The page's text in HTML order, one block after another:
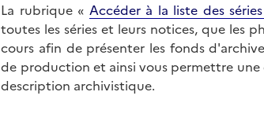
La rubrique « Accéder à la liste des
toutes les séries et leurs notices, que les
cours afin de présenter les fonds
de production et ainsi vous permettre
description archivistique.